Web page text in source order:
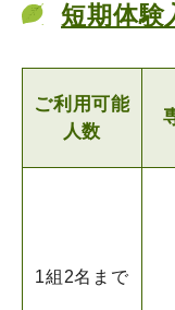
短期体験
ご利用可能
人数
1組2名まで